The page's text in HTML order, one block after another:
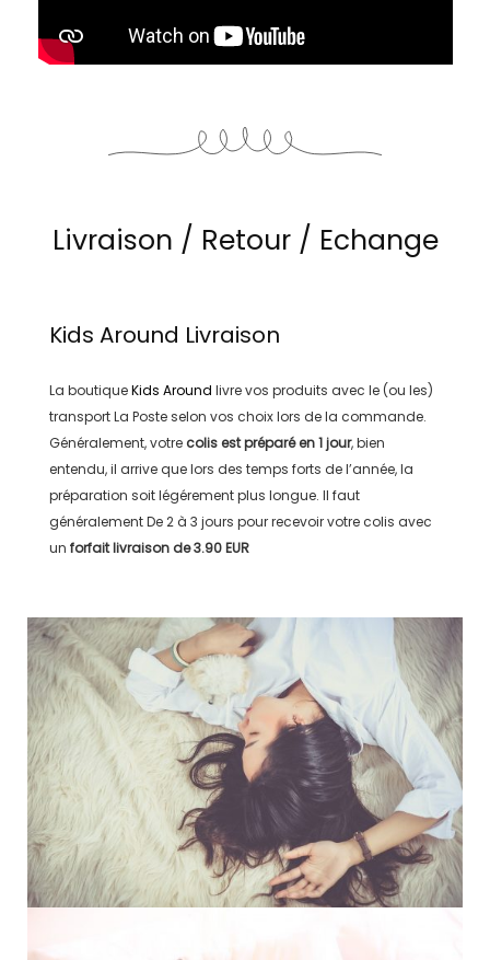
Livraison / Retour / Echange
Kids Around Livraison
La boutiqueKids Around livre vos produits avec le (ou les)
transportLa Posteselon vos choix lors de la commande.
Généralement, votre colis est préparé en1 jour, bien
entendu, il arrive que lors des temps forts de l’année, la
préparation soit légérement plus longue. Il faut
généralementDe 2 à 3 jours pour recevoir votre colis avec
un forfait livraison de3.90 EUR